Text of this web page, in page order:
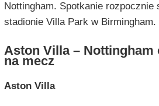
Nottingham. Spotkanie rozpocznie
stadionie Villa Park w Birmingham.
Aston Villa – Nottingham
na mecz
Aston Villa